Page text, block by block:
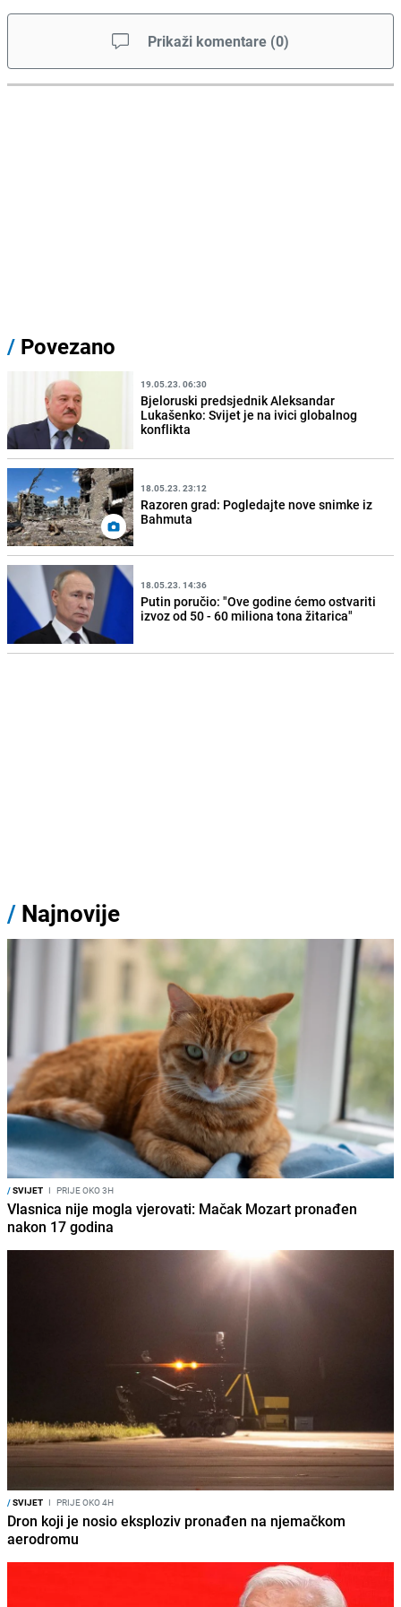
Prikaži komentare (0)
/ Povezano
19.05.23. 06:30
Bjeloruski predsjednik Aleksandar
Lukašenko: Svijet je na ivici globalnog
konflikta
18.05.23. 23:12
Razoren grad: Pogledajte nove snimke iz
Bahmuta
18.05.23. 14:36
Putin poručio: "Ove godine ćemo ostvariti
izvoz od 50 - 60 miliona tona žitarica"
/ Najnovije
/SVIJET I PRIJE OKO 3H
Vlasnica nije mogla vjerovati: Mačak Mozart pronađen
nakon 17 godina
/SVIJET I PRIJE OKO 4H
Dron koji je nosio eksploziv pronađen na njemačkom
aerodromu